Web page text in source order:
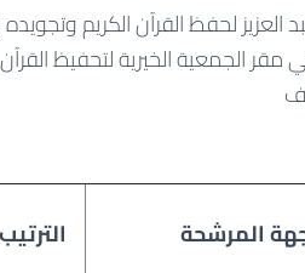
لحفظ القرآن الكريم
لعام 1435هـ المقامة في مقر الجمعية الخيرية
المرشحة الترتيب